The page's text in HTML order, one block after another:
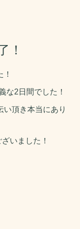
！
な2日間でした！
頂き本当にあり
いました！